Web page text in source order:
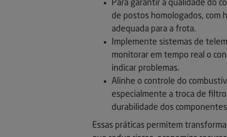
Para garantir a qualidade do
de postos homologados, com
adequada para a frota.
Implemente sistemas de
monitorar em tempo real o
indicar problemas.
Alinhe o controle do
especialmente a troca de
durabilidade dos
Essas práticas permitem